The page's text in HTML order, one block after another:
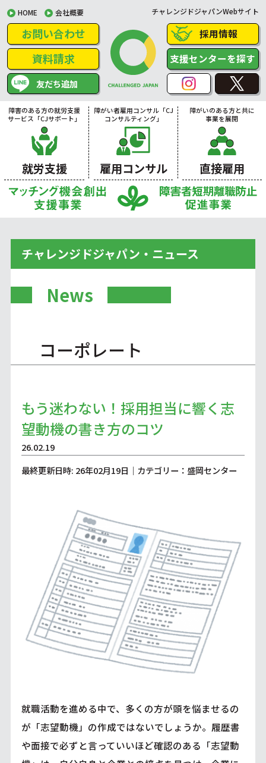
HOME 会社概要 チャレンジドジャパンWebサイト
お問い合わせ
資料請求
友だち追加
採用情報
支援センターを探す
障害のある方の就労支援
サービス「CJサポート」
就労支援
障がい者雇用コンサル「CJ
コンサルティング」
雇用コンサル
障がいのある方と共に
事業を展開
直接雇用
チャレンジドジャパン・ニュース
News
コーポレート
もう迷わない！採用担当に響く志
望動機の書き方のコツ
26.02.19
最終更新日時: 26年02月19日｜カテゴリー：盛岡センター
就職活動を進める中で、多くの方が頭を悩ませるの
が「志望動機」の作成ではないでしょうか。履歴書
や面接で必ずと言っていいほど確認のある「志望動